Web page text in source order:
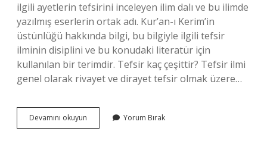
ilgili ayetlerin tefsirini inceleyen ilim dalı ve bu ilimde
yazılmış eserlerin ortak adı. Kur’an-ı Kerim’in
üstünlüğü hakkında bilgi, bu bilgiyle ilgili tefsir
ilminin disiplini ve bu konudaki literatür için
kullanılan bir terimdir. Tefsir kaç çeşittir? Tefsir ilmi
genel olarak rivayet ve dirayet tefsir olmak üzere…
Devamını okuyun
Diğer
Yorum Bırak